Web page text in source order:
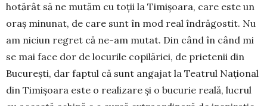
hotărât să ne mutăm cu toții la Timișoara, care este un
oraș minunat, de care sunt în mod real îndră­gostit. Nu
am niciun regret că ne-am mutat. Din când în când mi
se mai face dor de locurile copi­lăriei, de prietenii din
București, dar faptul că sunt angajat la Teatrul Național
din Timișoara este o realizare și o bucurie reală, lucrul